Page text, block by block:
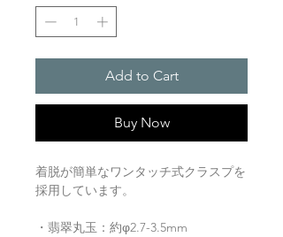
Add to Cart
Buy Now
着脱が簡単なワンタッチ式クラスプを
採用しています。
・翡翠丸玉：約φ2.7-3.5mm